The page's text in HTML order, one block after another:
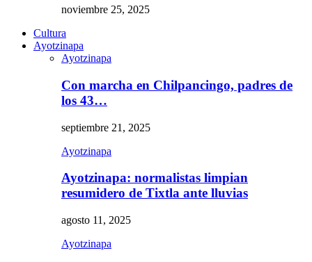
noviembre 25, 2025
Cultura
Ayotzinapa
Ayotzinapa
Con marcha en Chilpancingo, padres de
los 43…
septiembre 21, 2025
Ayotzinapa
Ayotzinapa: normalistas limpian
resumidero de Tixtla ante lluvias
agosto 11, 2025
Ayotzinapa